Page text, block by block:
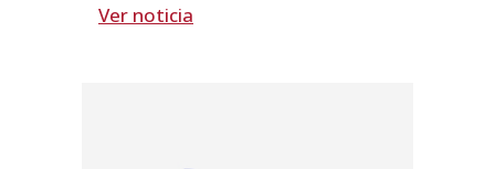
Ver noticia